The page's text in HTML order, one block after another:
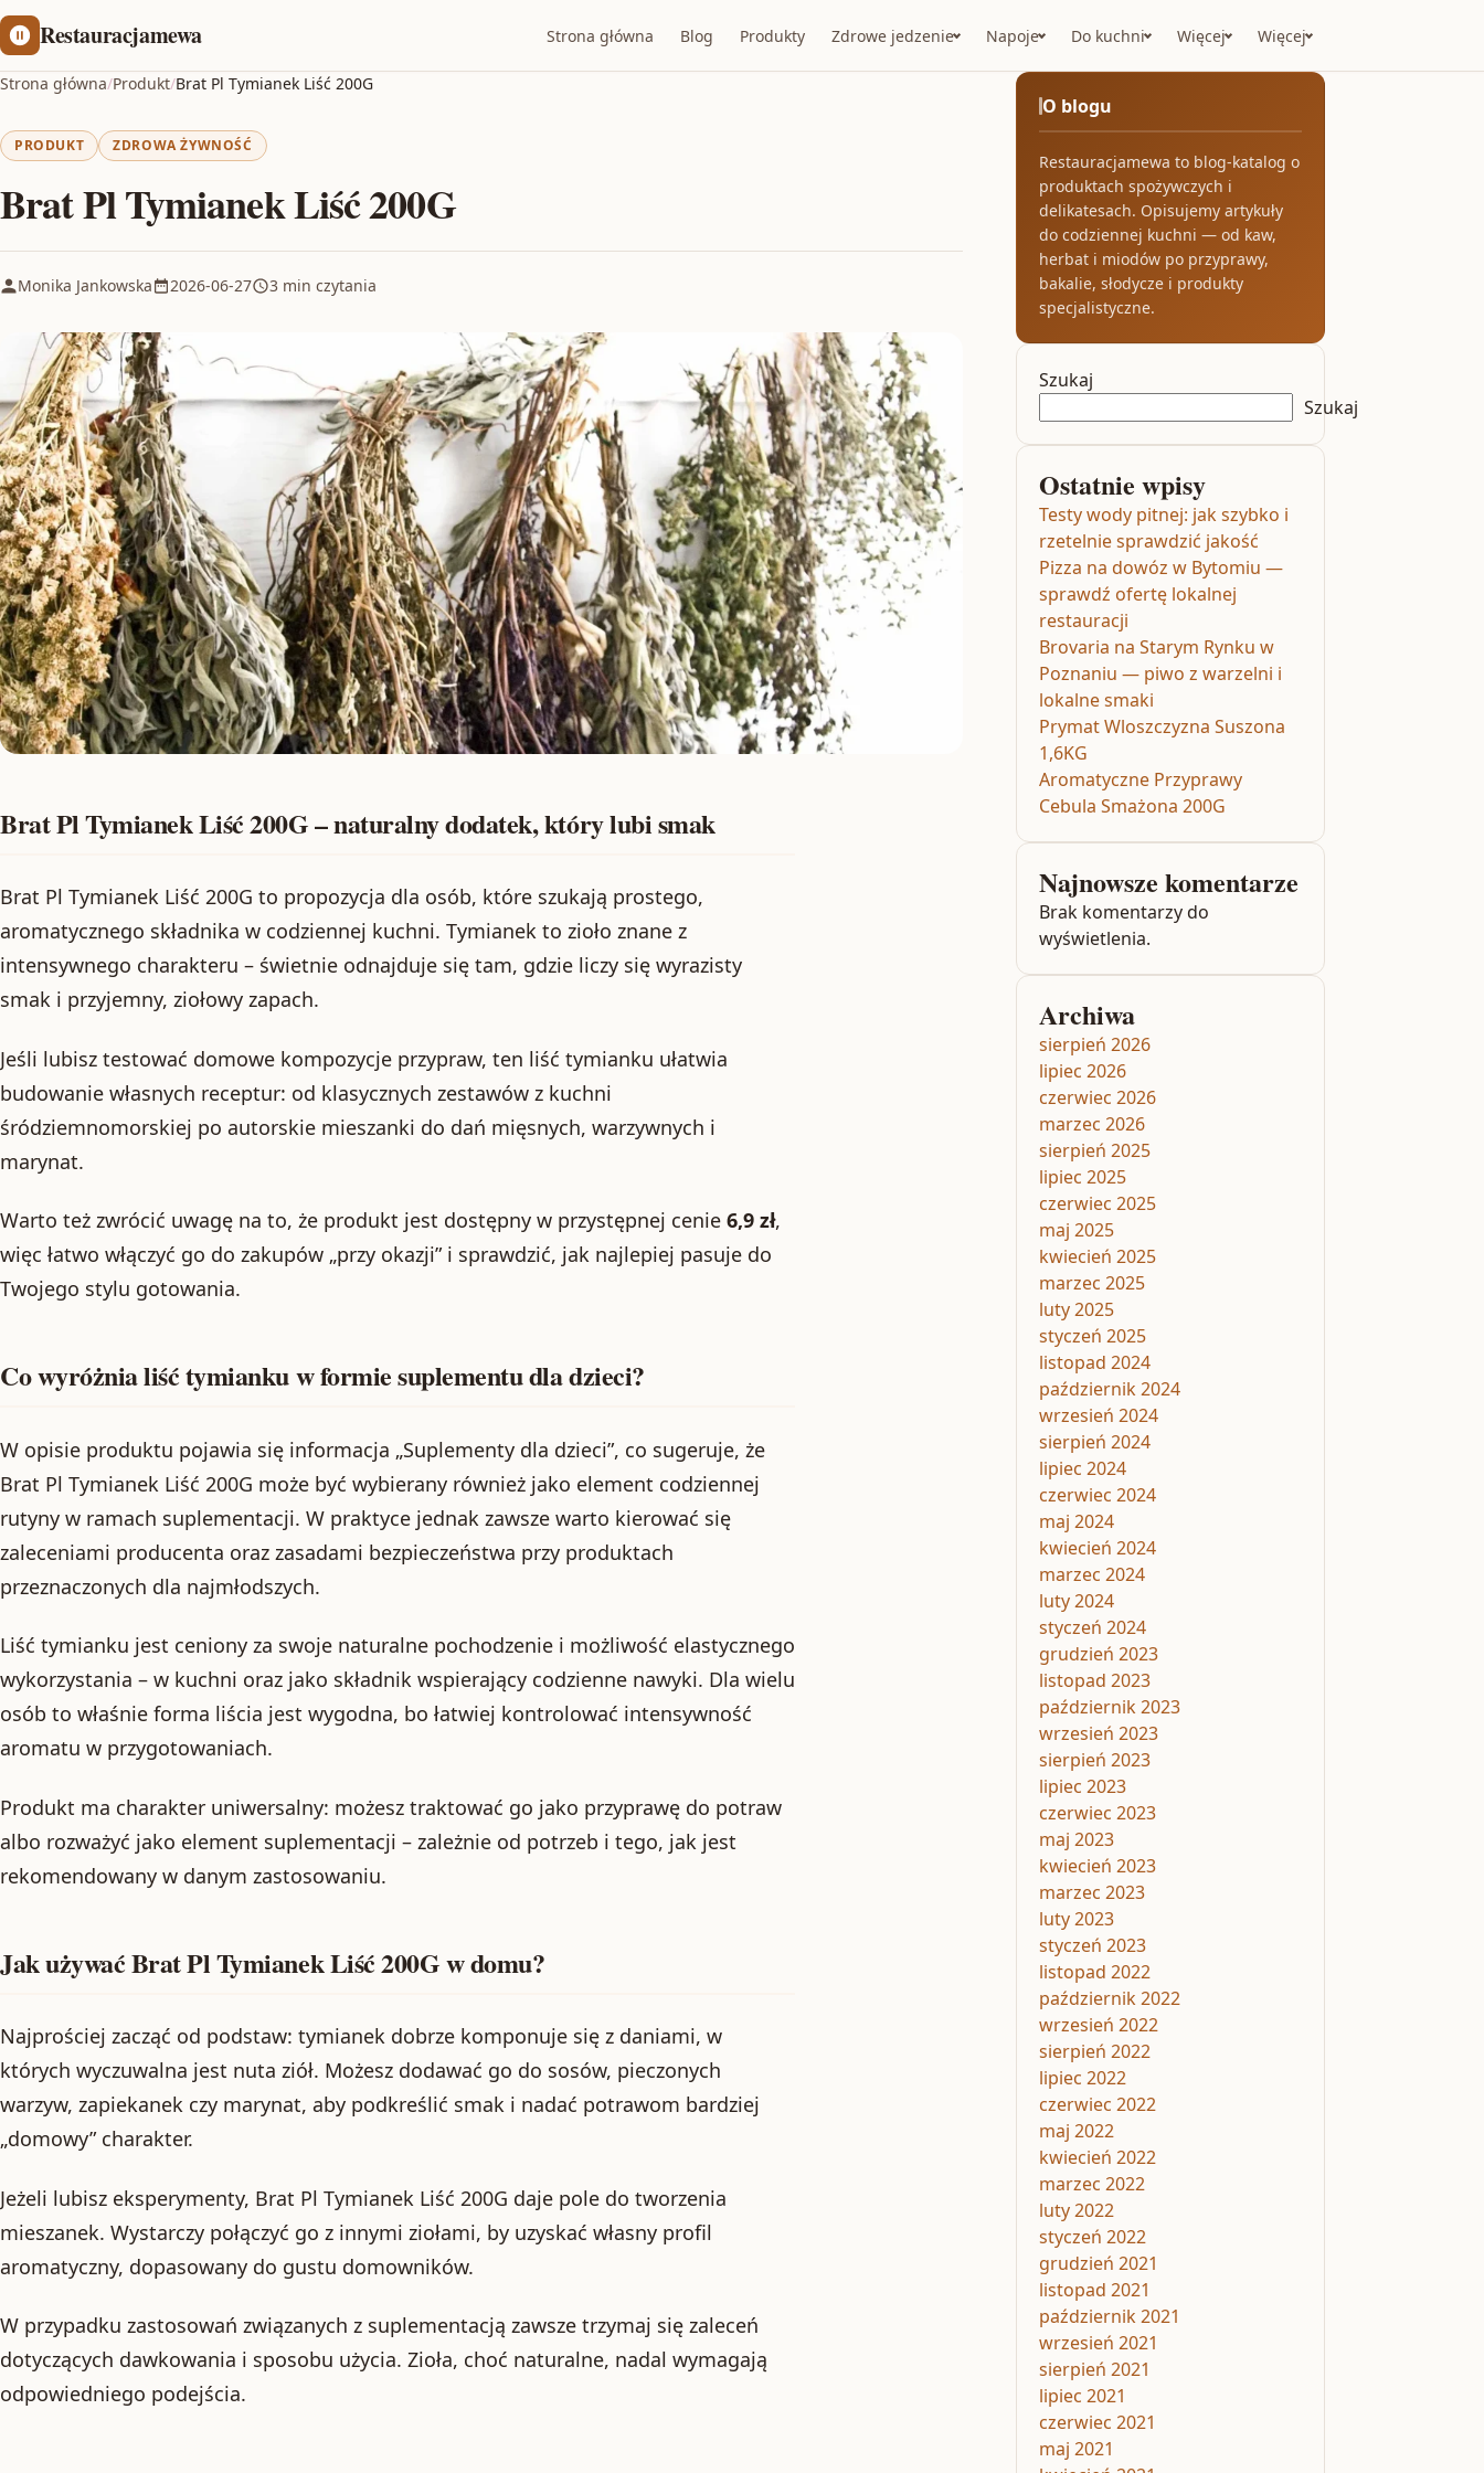
Restauracjamewa Strona główna Blog Produkty Zdrowe jedzenie Napoje Do kuchni Więcej Więcej
Strona główna/Produkt/Brat Pl Tymianek Liść 200G
PRODUKT ZDROWA ŻYWNOŚĆ
Brat Pl Tymianek Liść 200G
Monika Jankowska 2026-06-27 3 min czytania
Brat Pl Tymianek Liść 200G – naturalny dodatek, który lubi smak
Brat Pl Tymianek Liść 200G to propozycja dla osób, które szukają prostego,
aromatycznego składnika w codziennej kuchni. Tymianek to zioło znane z
intensywnego charakteru – świetnie odnajduje się tam, gdzie liczy się wyrazisty
smak i przyjemny, ziołowy zapach.
Jeśli lubisz testować domowe kompozycje przypraw, ten liść tymianku ułatwia
budowanie własnych receptur: od klasycznych zestawów z kuchni
śródziemnomorskiej po autorskie mieszanki do dań mięsnych, warzywnych i
marynat.
Warto też zwrócić uwagę na to, że produkt jest dostępny w przystępnej cenie 6,9 zł,
więc łatwo włączyć go do zakupów „przy okazji” i sprawdzić, jak najlepiej pasuje do
Twojego stylu gotowania.
Co wyróżnia liść tymianku w formie suplementu dla dzieci?
W opisie produktu pojawia się informacja „Suplementy dla dzieci”, co sugeruje, że
Brat Pl Tymianek Liść 200G może być wybierany również jako element codziennej
rutyny w ramach suplementacji. W praktyce jednak zawsze warto kierować się
zaleceniami producenta oraz zasadami bezpieczeństwa przy produktach
przeznaczonych dla najmłodszych.
Liść tymianku jest ceniony za swoje naturalne pochodzenie i możliwość elastycznego
wykorzystania – w kuchni oraz jako składnik wspierający codzienne nawyki. Dla wielu
osób to właśnie forma liścia jest wygodna, bo łatwiej kontrolować intensywność
aromatu w przygotowaniach.
Produkt ma charakter uniwersalny: możesz traktować go jako przyprawę do potraw
albo rozważyć jako element suplementacji – zależnie od potrzeb i tego, jak jest
rekomendowany w danym zastosowaniu.
Jak używać Brat Pl Tymianek Liść 200G w domu?
Najprościej zacząć od podstaw: tymianek dobrze komponuje się z daniami, w
których wyczuwalna jest nuta ziół. Możesz dodawać go do sosów, pieczonych
warzyw, zapiekanek czy marynat, aby podkreślić smak i nadać potrawom bardziej
„domowy” charakter.
Jeżeli lubisz eksperymenty, Brat Pl Tymianek Liść 200G daje pole do tworzenia
mieszanek. Wystarczy połączyć go z innymi ziołami, by uzyskać własny profil
aromatyczny, dopasowany do gustu domowników.
W przypadku zastosowań związanych z suplementacją zawsze trzymaj się zaleceń
dotyczących dawkowania i sposobu użycia. Zioła, choć naturalne, nadal wymagają
odpowiedniego podejścia.
O blogu
Restauracjamewa to blog-katalog o
produktach spożywczych i
delikatesach. Opisujemy artykuły
do codziennej kuchni — od kaw,
herbat i miodów po przyprawy,
bakalie, słodycze i produkty
specjalistyczne.
Szukaj
Szukaj
Ostatnie wpisy
Testy wody pitnej: jak szybko i
rzetelnie sprawdzić jakość
Pizza na dowóz w Bytomiu —
sprawdź ofertę lokalnej
restauracji
Brovaria na Starym Rynku w
Poznaniu — piwo z warzelni i
lokalne smaki
Prymat Wloszczyzna Suszona
1,6KG
Aromatyczne Przyprawy
Cebula Smażona 200G
Najnowsze komentarze
Brak komentarzy do
wyświetlenia.
Archiwa
sierpień 2026
lipiec 2026
czerwiec 2026
marzec 2026
sierpień 2025
lipiec 2025
czerwiec 2025
maj 2025
kwiecień 2025
marzec 2025
luty 2025
styczeń 2025
listopad 2024
październik 2024
wrzesień 2024
sierpień 2024
lipiec 2024
czerwiec 2024
maj 2024
kwiecień 2024
marzec 2024
luty 2024
styczeń 2024
grudzień 2023
listopad 2023
październik 2023
wrzesień 2023
sierpień 2023
lipiec 2023
czerwiec 2023
maj 2023
kwiecień 2023
marzec 2023
luty 2023
styczeń 2023
listopad 2022
październik 2022
wrzesień 2022
sierpień 2022
lipiec 2022
czerwiec 2022
maj 2022
kwiecień 2022
marzec 2022
luty 2022
styczeń 2022
grudzień 2021
listopad 2021
październik 2021
wrzesień 2021
sierpień 2021
lipiec 2021
czerwiec 2021
maj 2021